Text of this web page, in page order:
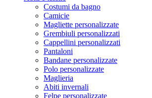
Costumi da bagno
Camicie
Magliette personalizzate
Grembiuli personalizzati
Cappellini personalizzati
Pantaloni
Bandane personalizzate
Polo personalizzate
Maglieria
Abiti invernali
Felpe personalizzate